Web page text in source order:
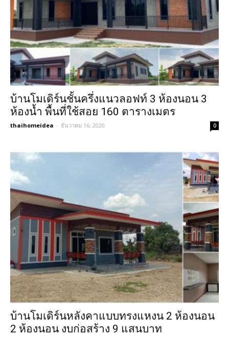
บ้านโมเดิร์นชั้นครึ่งแนวลอฟท์ 3 ห้องนอน 3
ห้องน้ำ พื้นที่ใช้สอย 160 ตารางเมตร
thaihomeidea - ธันวาคม 16, 2020 0
บ้านโมเดิร์นหลังคาแบบทรงแหงน 2 ห้องนอน
2 ห้องนอน งบก่อสร้าง 9 แสนบาท